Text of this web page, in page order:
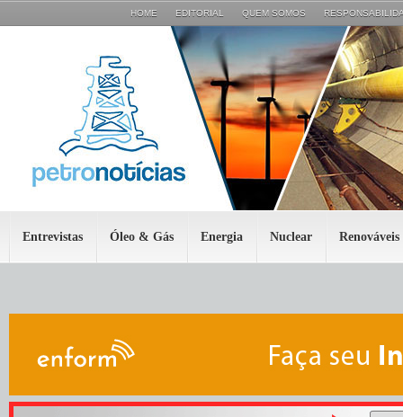
HOME EDITORIAL QUEM SOMOS
Entrevistas Óleo & Gás Energia Nuclear Renováveis